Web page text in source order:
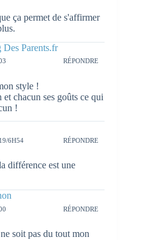
ça permet de s'affirmer
Parents.fr
RÉPONDRE
style !
chacun ses goûts ce qui
!
6H54 RÉPONDRE
différence est une
RÉPONDRE
soit pas du tout mon